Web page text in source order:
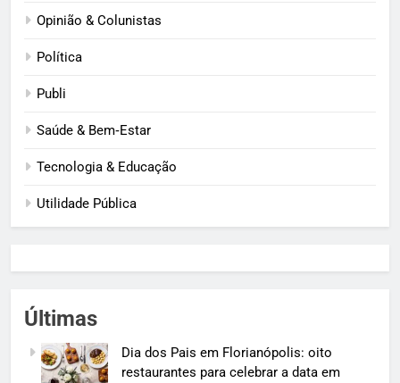
Opinião & Colunistas
Política
Publi
Saúde & Bem‑Estar
Tecnologia & Educação
Utilidade Pública
Últimas
Dia dos Pais em Florianópolis: oito
restaurantes para celebrar a data em